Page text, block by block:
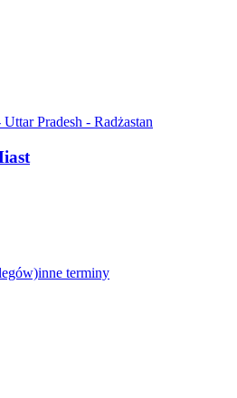
Pradesh - Radżastan
inne terminy